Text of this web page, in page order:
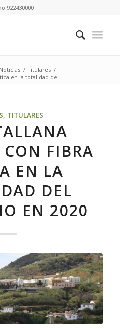
922430000
Noticias / Titulares /
en la totalidad del
, TITULARES
FIBRA
EN LA
DEL
EN 2020